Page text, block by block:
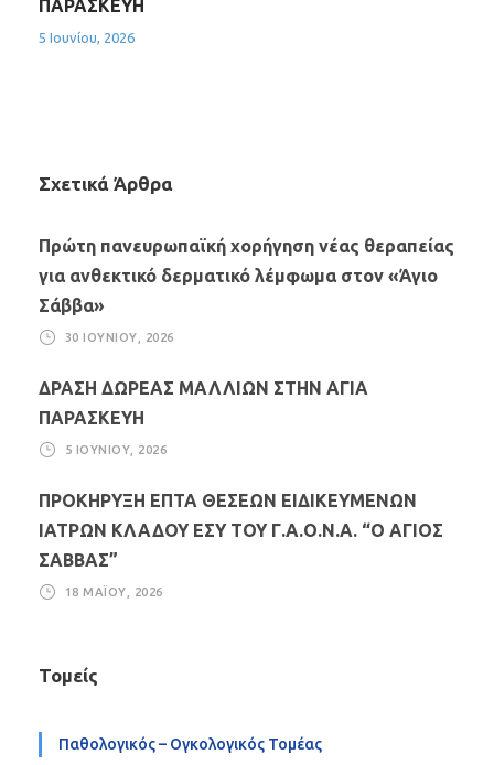
ΠΑΡΑΣΚΕΥΗ
5 Ιουνίου, 2026
Σχετικά Άρθρα
Πρώτη πανευρωπαϊκή χορήγηση νέας θεραπείας
για ανθεκτικό δερματικό λέμφωμα στον «Άγιο
Σάββα»
30 ΙΟΥΝΊΟΥ, 2026
ΔΡΑΣΗ ΔΩΡΕΑΣ ΜΑΛΛΙΩΝ ΣΤΗΝ ΑΓΙΑ
ΠΑΡΑΣΚΕΥΗ
5 ΙΟΥΝΊΟΥ, 2026
ΠΡΟΚΗΡΥΞΗ ΕΠΤΑ ΘΕΣΕΩΝ ΕΙΔΙΚΕΥΜΕΝΩΝ
ΙΑΤΡΩΝ ΚΛΑΔΟΥ ΕΣΥ ΤΟΥ Γ.Α.Ο.Ν.Α. “Ο ΑΓΙΟΣ
ΣΑΒΒΑΣ”
18 ΜΑΪ́ΟΥ, 2026
Τομείς
Παθολογικός – Ογκολογικός Τομέας